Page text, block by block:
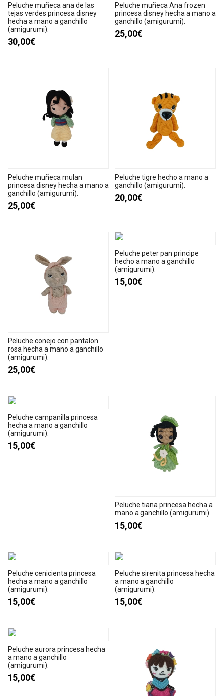
Peluche muñeca ana de las
tejas verdes princesa disney
hecha a mano a ganchillo
(amigurumi).
30,00€
Peluche muñeca Ana frozen
princesa disney hecha a mano a
ganchillo (amigurumi).
25,00€
Peluche muñeca mulan
princesa disney hecha a mano a
ganchillo (amigurumi).
25,00€
Peluche tigre hecho a mano a
ganchillo (amigurumi).
20,00€
Peluche conejo con pantalon
rosa hecha a mano a ganchillo
(amigurumi).
25,00€
Peluche peter pan principe
hecho a mano a ganchillo
(amigurumi).
15,00€
Peluche campanilla princesa
hecha a mano a ganchillo
(amigurumi).
15,00€
Peluche tiana princesa hecha a
mano a ganchillo (amigurumi).
15,00€
Peluche cenicienta princesa
hecha a mano a ganchillo
(amigurumi).
15,00€
Peluche sirenita princesa hecha
a mano a ganchillo
(amigurumi).
15,00€
Peluche aurora princesa hecha
a mano a ganchillo
(amigurumi).
15,00€